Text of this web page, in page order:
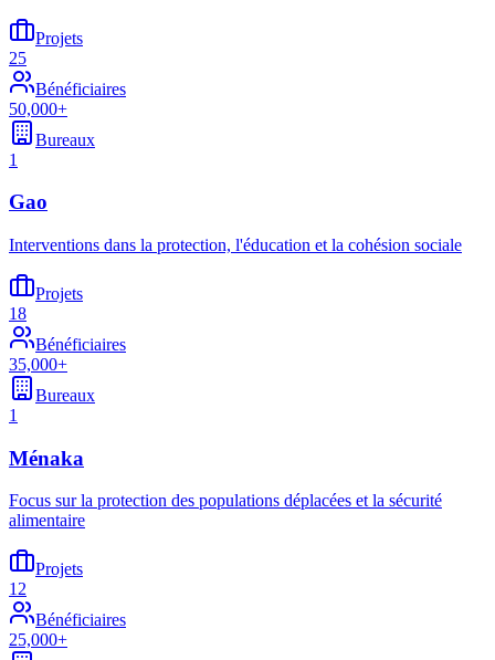
Projets
25
Bénéficiaires
50,000+
Bureaux
1
Gao
Interventions dans la protection, l'éducation et la cohésion sociale
Projets
18
Bénéficiaires
35,000+
Bureaux
1
Ménaka
Focus sur la protection des populations déplacées et la sécurité
alimentaire
Projets
12
Bénéficiaires
25,000+